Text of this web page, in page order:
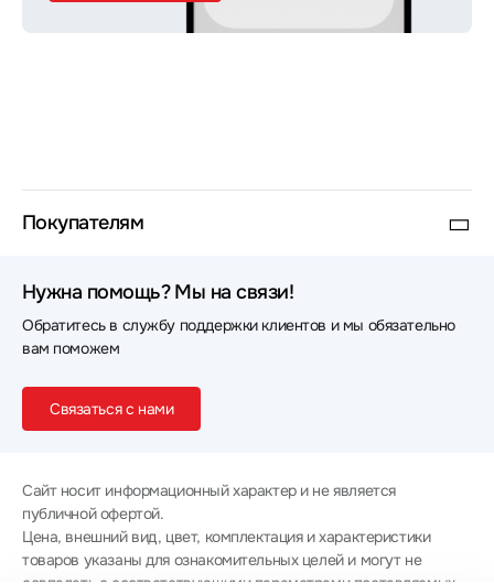
Покупателям
Нужна помощь? Мы на связи!
Обратитесь в службу поддержки клиентов и мы обязательно
вам поможем
Связаться с нами
Сайт носит информационный характер и не является
публичной офертой.
Цена, внешний вид, цвет, комплектация и характеристики
товаров указаны для ознакомительных целей и могут не